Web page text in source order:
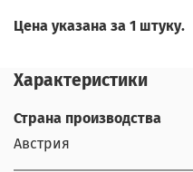
Цена указана за 1 штуку.
Характеристики
Страна производства
Австрия